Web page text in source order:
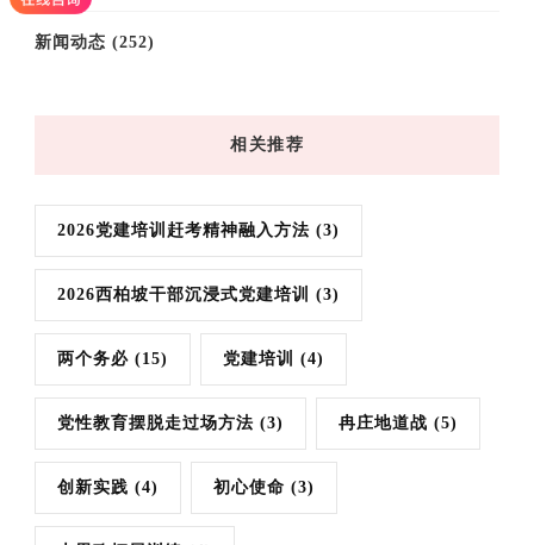
新闻动态 (252)
相关推荐
2026党建培训赶考精神融入方法 (3)
2026西柏坡干部沉浸式党建培训 (3)
两个务必 (15) 党建培训 (4)
党性教育摆脱走过场方法 (3) 冉庄地道战 (5)
创新实践 (4) 初心使命 (3)